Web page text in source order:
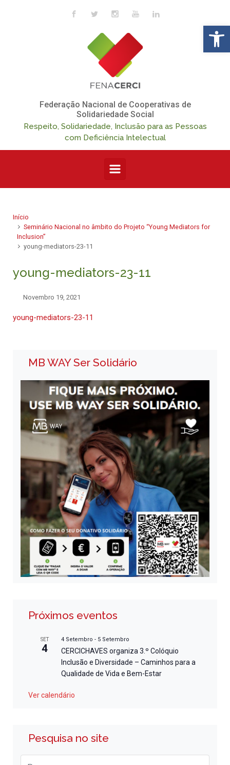
Skip to main content
Federação Nacional de Cooperativas de
Solidariedade Social
Respeito, Solidariedade, Inclusão para as Pessoas
com Deficiência Intelectual
Início
Seminário Nacional no âmbito do Projeto “Young Mediators for
Inclusion”
young-mediators-23-11
young-mediators-23-11
Novembro 19, 2021
young-mediators-23-11
MB WAY Ser Solidário
Próximos eventos
SET
4
4 Setembro - 5 Setembro
CERCICHAVES organiza 3.º Colóquio
Inclusão e Diversidade – Caminhos para a
Qualidade de Vida e Bem-Estar
Ver calendário
Pesquisa no site